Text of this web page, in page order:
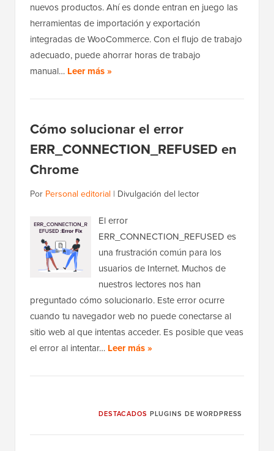
nuevos productos. Ahí es donde entran en juego las
herramientas de importación y exportación
integradas de WooCommerce. Con el flujo de trabajo
adecuado, puede ahorrar horas de trabajo
manual… Leer más »
Cómo solucionar el error
ERR_CONNECTION_REFUSED en
Chrome
Por Personal editorial | Divulgación del lector
El error
ERR_CONNECTION_REFUSED es
una frustración común para los
usuarios de Internet. Muchos de
nuestros lectores nos han
preguntado cómo solucionarlo. Este error ocurre
cuando tu navegador web no puede conectarse al
sitio web al que intentas acceder. Es posible que veas
el error al intentar… Leer más »
DESTACADOS PLUGINS DE WORDPRESS